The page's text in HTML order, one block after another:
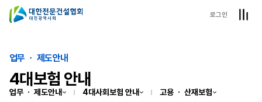
로그인
업무 ㆍ 제도안내
4대보험 안내
업무 ㆍ 제도안내 4대사회보험 안내 고용 ㆍ 산재보험